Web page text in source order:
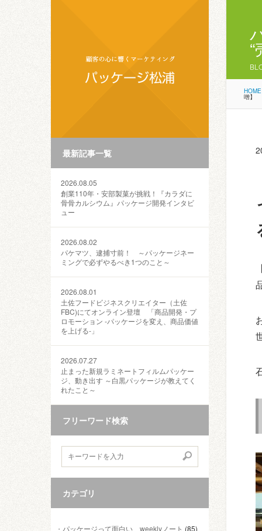
最新記事一覧
2026.08.05
創業110年・安部製菓が挑戦！『カラダに
骨骨カルシウム』パッケージ開発インタビ
ュー
2026.08.02
パケマツ、逮捕寸前！ ～パッケージネー
ミングで必ずやるべき1つのこと～
2026.08.01
土佐フードビジネスクリエイター（土佐
FBC)にてオンライン登壇 「商品開発・プ
ロモーション ‐パッケージを変え、商品価値
を上げる‐」
2026.07.27
止まった新規ラミネートフィルムパッケー
ジ、動き出す ～白黒パッケージが教えてく
れたこと～
フリーワード検索
カテゴリ
パッケージって面白い weeklyノート (85)
HOME
噌】